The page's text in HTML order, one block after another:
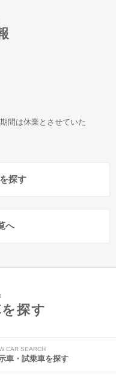
間は休業とさせていた
探す
へ
探す
CAR SEARCH
車・試乗車を探す